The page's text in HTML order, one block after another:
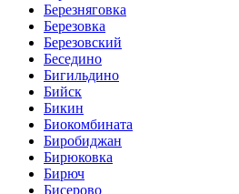
Березняговка
Березовка
Березовский
Беседино
Бигильдино
Бийск
Бикин
Биокомбината
Биробиджан
Бирюковка
Бирюч
Бисерово